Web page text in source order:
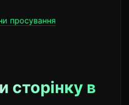
просування
сторінку в